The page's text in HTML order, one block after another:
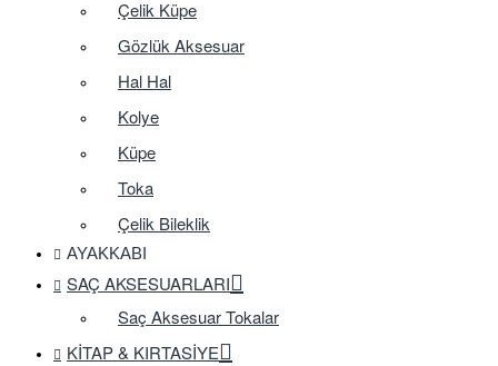
Çelik Küpe
Gözlük Aksesuar
Hal Hal
Kolye
Küpe
Toka
Çelik Bileklik
AYAKKABI
SAÇ AKSESUARLARI
Saç Aksesuar Tokalar
KITAP & KIRTASIYE